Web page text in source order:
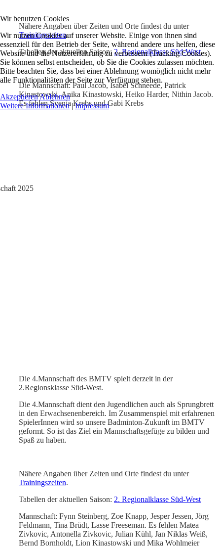
Nähere Angaben über Zeiten und Orte findest du unter
Trainingszeiten.
Tabellen der aktuellen Saison: 2. Regionalklasse Süd-West
Die Mannschaft: Paul Jacob, Isabel Schneede, Patrick
Kinastowski, Anika Kinastowski, Heiko Harder, Nithin Jacob.
Es fehlen Svenja Krebs und Gabi Krebs
Die 4.Mannschaft des BMTV spielt derzeit in der
2.Regionsklasse Süd-West.
Die 4.Mannschaft dient den Jugendlichen auch als Sprungbrett
in den Erwachsenenbereich. Im Zusammenspiel mit erfahrenen
SpielerInnen wird so unsere Badminton-Zukunft im BMTV
geformt. So ist das Ziel ein Mannschaftsgefüge zu bilden und
Spaß zu haben.
Nähere Angaben über Zeiten und Orte findest du unter
Trainingszeiten.
Tabellen der aktuellen Saison: 2. Regionalklasse Süd-West
Mannschaft: Fynn Steinberg, Zoe Knapp, Jesper Jessen, Jörg
Feldmann, Tina Brüdt, Lasse Freeseman. Es fehlen Matea
Zivkovic, Antonella Zivkovic, Julian Kühl, Jan Niklas Weiß,
Bernd Bornholdt, Lion Kinastowski und Mika Wohlmeier
Wir benutzen Cookies
Wir nutzen Cookies auf unserer Website. Einige von ihnen sind
essenziell für den Betrieb der Seite, während andere uns helfen, diese
Website und die Nutzererfahrung zu verbessern (Tracking Cookies).
Sie können selbst entscheiden, ob Sie die Cookies zulassen möchten.
Bitte beachten Sie, dass bei einer Ablehnung womöglich nicht mehr
alle Funktionalitäten der Seite zur Verfügung stehen.
AkzeptierenAblehnen
Weitere Informationen|Impressum